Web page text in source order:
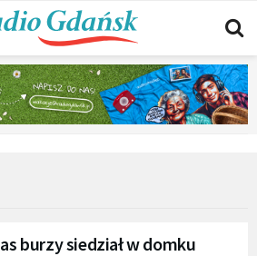
burzy siedział w domku